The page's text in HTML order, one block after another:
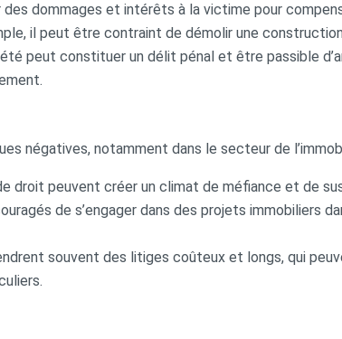
dommages et intérêts à la victime pour
il peut être contraint de démolir une
peut constituer un délit pénal et être passible
négatives, notamment dans le secteur de
droit peuvent créer un climat de méfiance et de
de s’engager dans des projets immobiliers
souvent des litiges coûteux et longs, qui